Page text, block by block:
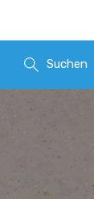
Suchen